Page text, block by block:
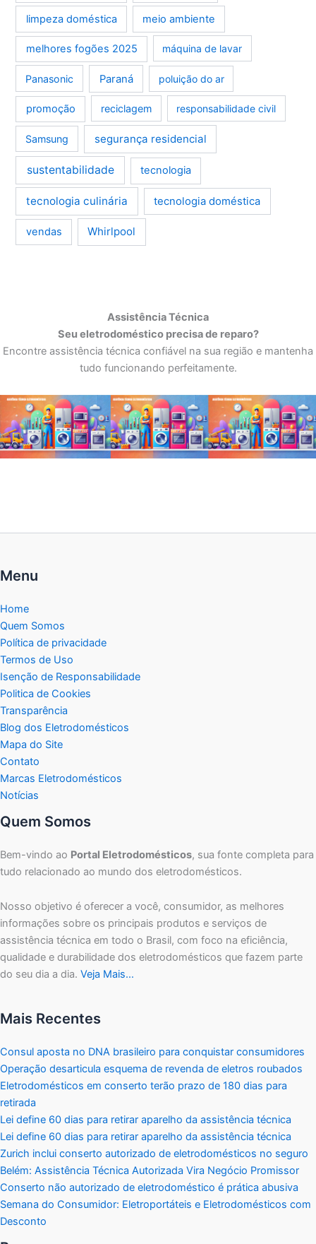
limpeza doméstica meio ambiente
melhores fogões 2025 máquina de lavar
Panasonic Paraná poluição do ar
promoção reciclagem responsabilidade civil
Samsung segurança residencial
sustentabilidade tecnologia
tecnologia culinária tecnologia doméstica
vendas Whirlpool
Assistência Técnica
Seu eletrodoméstico precisa de reparo?
Encontre assistência técnica confiável na sua região e mantenha
tudo funcionando perfeitamente.
Menu
Home
Quem Somos
Política de privacidade
Termos de Uso
Isenção de Responsabilidade
Politica de Cookies
Transparência
Blog dos Eletrodomésticos
Mapa do Site
Contato
Marcas Eletrodomésticos
Notícias
Quem Somos
Bem-vindo ao Portal Eletrodomésticos, sua fonte completa para
tudo relacionado ao mundo dos eletrodomésticos.
Nosso objetivo é oferecer a você, consumidor, as melhores
informações sobre os principais produtos e serviços de
assistência técnica em todo o Brasil, com foco na eficiência,
qualidade e durabilidade dos eletrodomésticos que fazem parte
do seu dia a dia. Veja Mais…
Mais Recentes
Consul aposta no DNA brasileiro para conquistar consumidores
Operação desarticula esquema de revenda de eletros roubados
Eletrodomésticos em conserto terão prazo de 180 dias para
retirada
Lei define 60 dias para retirar aparelho da assistência técnica
Lei define 60 dias para retirar aparelho da assistência técnica
Zurich inclui conserto autorizado de eletrodomésticos no seguro
Belém: Assistência Técnica Autorizada Vira Negócio Promissor
Conserto não autorizado de eletrodoméstico é prática abusiva
Semana do Consumidor: Eletroportáteis e Eletrodomésticos com
Desconto